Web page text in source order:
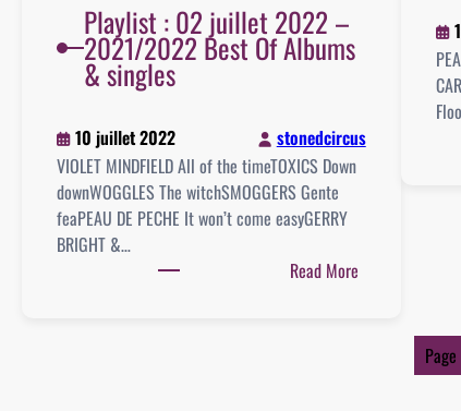
Playlist : 02 juillet 2022 –
2021/2022 Best Of Albums
& singles
10 juillet 2022
stonedcircus
VIOLET MINDFIELD All of the timeTOXICS Down
downWOGGLES The witchSMOGGERS Gente
feaPEAU DE PECHE It won’t come easyGERRY
BRIGHT &…
Read More: